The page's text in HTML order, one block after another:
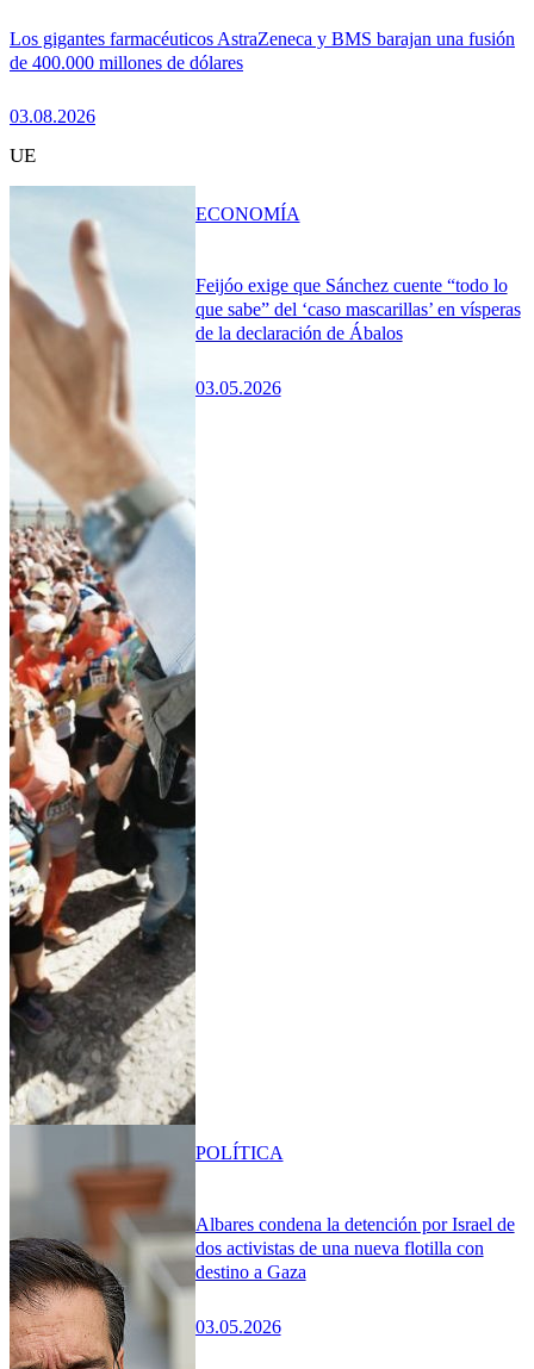
Los gigantes farmacéuticos AstraZeneca y BMS barajan una fusión
de 400.000 millones de dólares
03.08.2026
UE
Feijóo exige que Sánchez cuente “todo lo
que sabe” del ‘caso mascarillas’ en vísperas
de la declaración de Ábalos
03.05.2026
ECONOMÍA
Albares condena la detención por Israel de
dos activistas de una nueva flotilla con
destino a Gaza
03.05.2026
POLÍTICA